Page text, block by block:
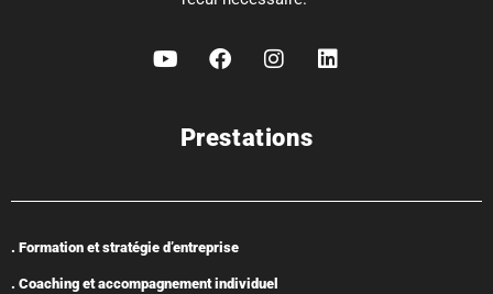
Prestations
. Formation et stratégie d’entreprise
. Coaching et accompagnement individuel